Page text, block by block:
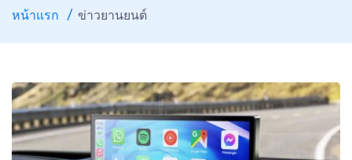
หน้าแรก ข่าวยานยนต์